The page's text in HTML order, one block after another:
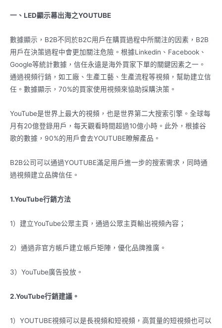
一、LED顯示幕出海之YOUTUBE
數據顯示，B2B不同於B2C用戶在購買過程中所關注的因素，B2B
用戶在決策過程中會更加關注危險。根據Linkedin、Facebook、
Google等統計數據，信任永遠是海外買家下單的關鍵因素之一。
通過視頻行銷，如工廠、生產工藝、生產流程等視頻，幫助建立信
任。數據顯示，70%的買家使用視頻來協助採購決策。
YouTube是世界上最大的視頻，也是世界第二大搜索引擎。全球每
月有20億登錄用戶，每天觀看時間超過10億小時。此外，根據谷
歌的數據，90%的用戶會去YOUTUBE瞭解產品。
B2B公司可以通過YOUTUBE滿足用戶進一步的搜索需求，同時通
過視頻建立品牌信任。
1.YouTube行銷方法
1）建立YouTube公眾主頁，通過公眾主頁輸出視頻內容；
2）通過非官方帳戶建立帳戶矩陣，優化品牌推廣。
3）YouTube廣告投放。
2.YouTube行銷建議。
1）YOUTUBE視頻可以是長視頻和短視頻，高質量的短視頻也可以